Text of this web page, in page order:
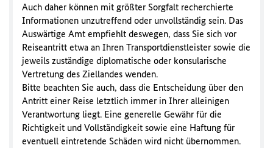
Auch daher können mit größter Sorgfalt recherchierte
Informationen unzutreffend oder unvollständig sein. Das
Auswärtige Amt empfiehlt deswegen, dass Sie sich vor
Reiseantritt etwa an Ihren Transportdienstleister sowie die
jeweils zuständige diplomatische oder konsularische
Vertretung des Ziellandes wenden.
Bitte beachten Sie auch, dass die Entscheidung über den
Antritt einer Reise letztlich immer in Ihrer alleinigen
Verantwortung liegt. Eine generelle Gewähr für die
Richtigkeit und Vollständigkeit sowie eine Haftung für
eventuell eintretende Schäden wird nicht übernommen.